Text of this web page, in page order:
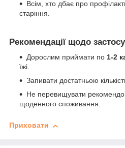
Всім, хто дбає про
старіння.
Рекомендації щодо
Дорослим приймати по 1-2
їжі.
Запивати достатньою
Не перевищувати
щоденного споживання.
Приховати